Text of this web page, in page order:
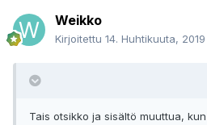
Weikko
Kirjoitettu 14. Huhtikuuta, 2019
Tais otsikko ja sisältö muuttua,